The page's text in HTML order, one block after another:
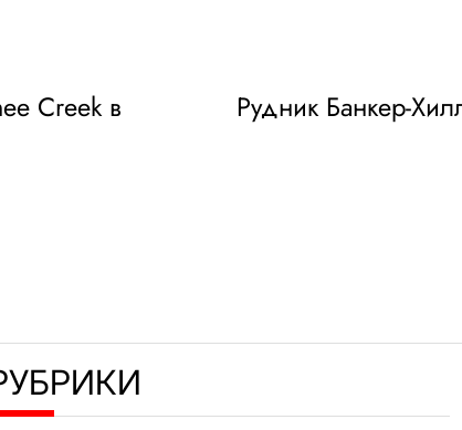
Creek в
Рудник Банкер-